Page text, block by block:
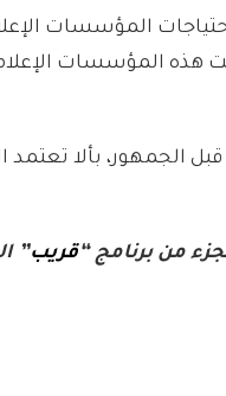
المؤسسات
هذه المؤسسات
الجمهور، بألا
من برنامج “قريب”